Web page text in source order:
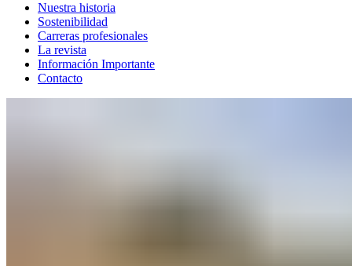
Nuestra historia
Sostenibilidad
Carreras profesionales
La revista
Información Importante
Contacto